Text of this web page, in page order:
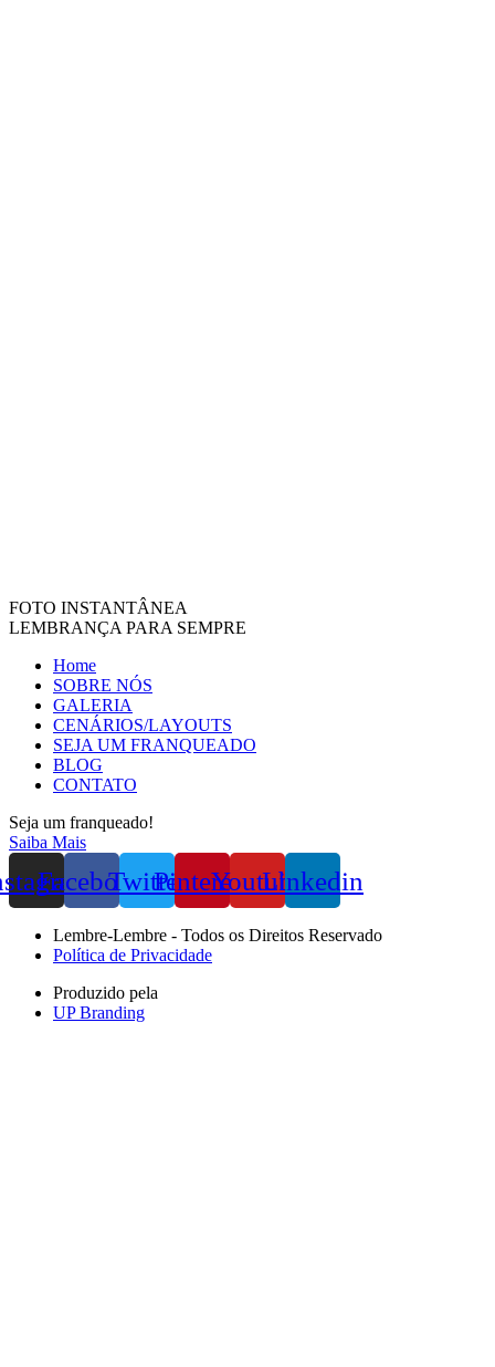
FOTO INSTANTÂNEA
LEMBRANÇA PARA SEMPRE
Home
SOBRE NÓS
GALERIA
CENÁRIOS/LAYOUTS
SEJA UM FRANQUEADO
BLOG
CONTATO
Seja um franqueado!
Saiba Mais
FacebookTwitterPinterestYoutubeLinkedin
Lembre-Lembre - Todos os Direitos Reservado
Política de Privacidade
Produzido pela
UP Branding